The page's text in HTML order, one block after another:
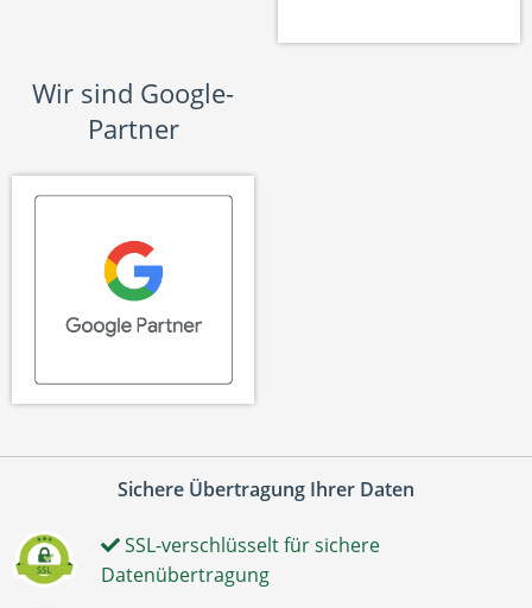
Wir sind Google-
Partner
Sichere Übertragung Ihrer Daten
SSL-verschlüsselt für sichere
Datenübertragung